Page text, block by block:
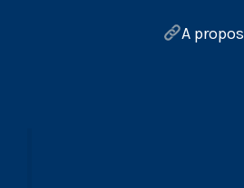
A propos